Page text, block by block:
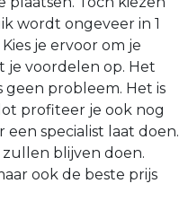
wordt ongeveer in 1
je ervoor om je
je voordelen op. Het
geen probleem. Het is
profiteer je ook nog
specialist laat doen.
blijven doen.
ook de beste prijs